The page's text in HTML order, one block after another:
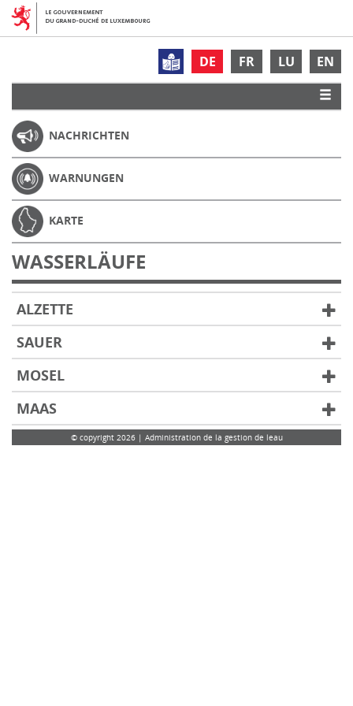
DE FR LU EN
NACHRICHTEN
WARNUNGEN
KARTE
WASSERLÄUFE
ALZETTE
SAUER
MOSEL
MAAS
© copyright 2026 | Administration de la gestion de leau